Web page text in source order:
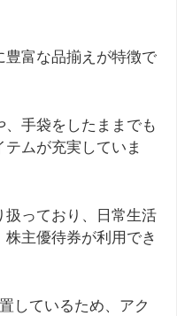
豊富な品揃えが特徴で
手袋をしたままでも
ムが充実していま
扱っており、日常生活
主優待券が利用でき
しているため、アク